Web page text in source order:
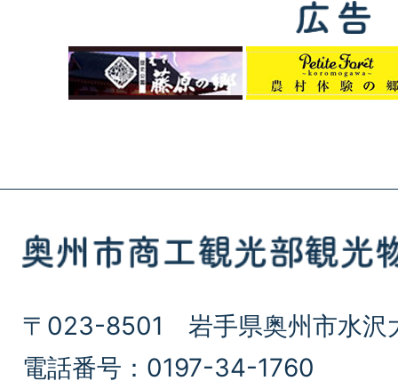
〒023-8501 岩手県奥州市水沢
電話番号：0197-34-1760